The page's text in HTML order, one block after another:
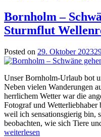
Bornholm –
Sturmflut
Posted on 29. Oktober 2023
Unser Bornholm-Urlaub bot
Neben vielen Wanderungen
herrlichem Wetter war die
Fotograf und Wetterliebhaber
weil ich sensationsgierig bin,
beobachten, wie sich Tiere
weiterlesen